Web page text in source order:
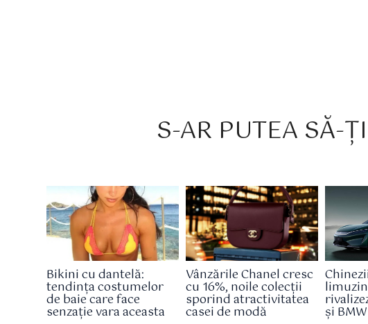
S-AR PUTEA SĂ-
Bikini cu dantelă:
tendința costumelor
de baie care face
senzație vara aceasta
Vânzările Chanel cresc
cu 16%, noile colecții
sporind atractivitatea
casei de modă și BMW